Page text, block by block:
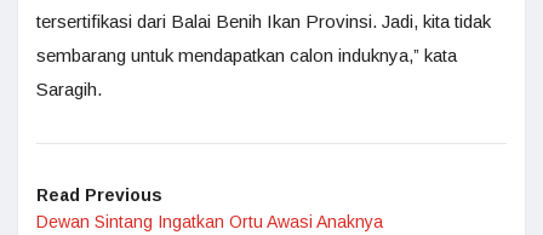
tersertifikasi dari Balai Benih Ikan Provinsi. Jadi, kita tidak
sembarang untuk mendapatkan calon induknya,” kata
Saragih.
Read Previous
Dewan Sintang Ingatkan Ortu Awasi Anaknya